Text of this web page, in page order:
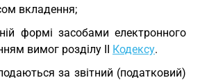
вкладення;
формі засобами електронного
вимог розділу II Кодексу.
за звітний (податковий)